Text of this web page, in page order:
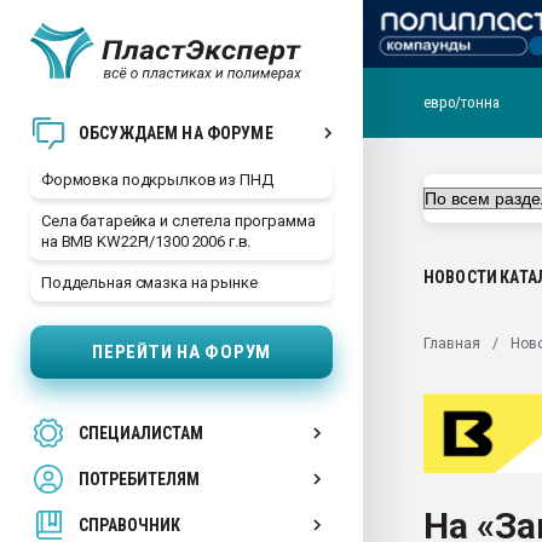
ОБСУЖДАЕМ НА ФОРУМЕ
Формовка подкрылков из ПНД
Села батарейка и слетела программа
на BMB KW22PI/1300 2006 г.в.
Поддельная смазка на рынке
ПЕРЕЙТИ НА ФОРУМ
СПЕЦИАЛИСТАМ
ПОТРЕБИТЕЛЯМ
СПРАВОЧНИК
29.07.2026 ФРП помог
Вакуум-формовочные
28.07.2026
первый план в
пластмасс
ситуацией на
евро/тонна
НОВОСТИ
Главная
На